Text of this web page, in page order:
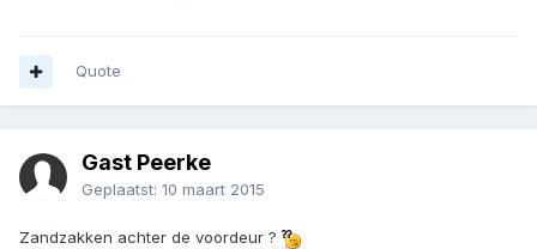
Quote
Gast Peerke
Geplaatst: 10 maart 2015
Zandzakken achter de voordeur ?